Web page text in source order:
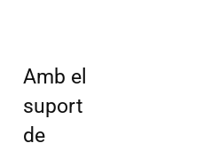
Amb el
suport
de